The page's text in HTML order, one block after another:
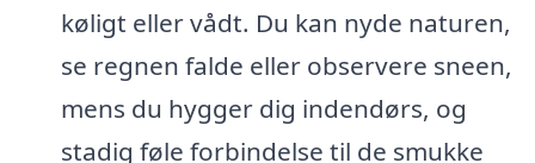
køligt eller vådt. Du kan nyde naturen,
se regnen falde eller observere sneen,
mens du hygger dig indendørs, og
stadig føle forbindelse til de smukke